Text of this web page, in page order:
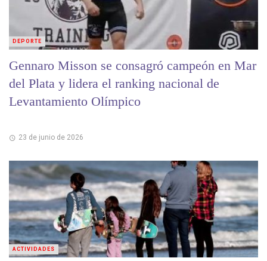
Gennaro Misson se consagró campeón en Mar
del Plata y lidera el ranking nacional de
Levantamiento Olímpico
23 de junio de 2026
DEPORTE
ACTIVIDADES